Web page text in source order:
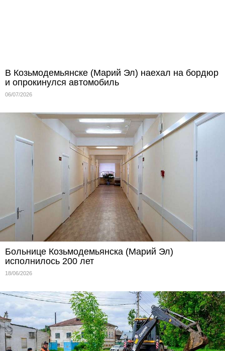
В Козьмодемьянске (Марий Эл) наехал на бордюр
и опрокинулся автомобиль
06/07/2026
Больнице Козьмодемьянска (Марий Эл)
исполнилось 200 лет
18/06/2026